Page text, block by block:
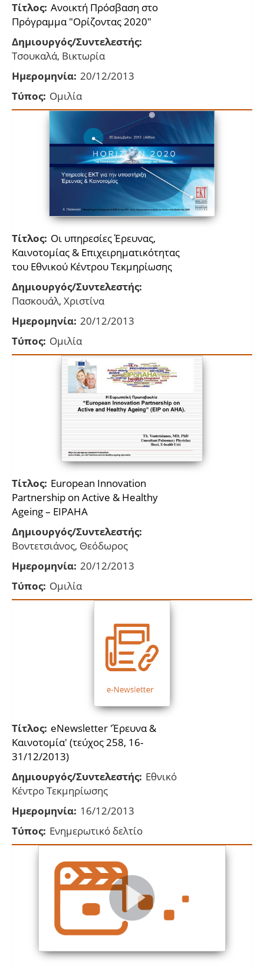
Τίτλος: Ανοικτή Πρόσβαση στο
Πρόγραμμα "Oρίζοντας 2020"
Δημιουργός/Συντελεστής:
Τσουκαλά, Βικτωρία
Ημερομηνία: 20/12/2013
Τύπος: Ομιλία
Τίτλος: Οι υπηρεσίες Έρευνας,
Καινοτομίας & Eπιχειρηματικότητας
του Εθνικού Κέντρου Τεκμηρίωσης
Δημιουργός/Συντελεστής:
Πασκουάλ, Χριστίνα
Ημερομηνία: 20/12/2013
Τύπος: Ομιλία
Τίτλος: European Innovation
Partnership οn Active & Healthy
Ageing – EIPAHA
Δημιουργός/Συντελεστής:
Βοντετσιάνος, Θεόδωρος
Ημερομηνία: 20/12/2013
Τύπος: Ομιλία
Τίτλος: eNewsletter 'Έρευνα &
Καινοτομία' (τεύχος 258, 16-
31/12/2013)
Δημιουργός/Συντελεστής: Εθνικό
Κέντρο Τεκμηρίωσης
Ημερομηνία: 16/12/2013
Τύπος: Ενημερωτικό δελτίο